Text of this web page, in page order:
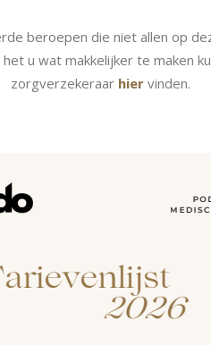
beroepen die niet allen op
u wat makkelijker te maken
zorgverzekeraar hier vinden.